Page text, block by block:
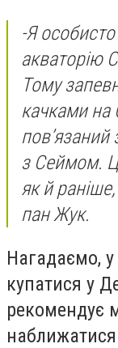
-Я особисто
акваторію
Тому
качками на
пов’язаний
з Сеймом.
як й
пан Жук.
Нагадаємо, у
купатися у
рекомендує
наближатися